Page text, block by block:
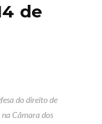
de
do direito de
Câmara dos